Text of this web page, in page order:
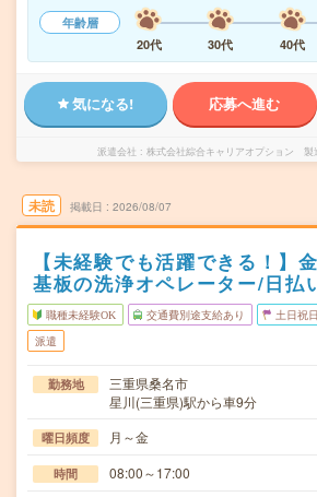
年齢層
20代
30代 40代
気になる! 応募へ進む
派遣会社 株式会社綜合キャリアオプション 製
未読 掲載日 2026/08/07
【未経験でも活躍できる！】
基板の洗浄オペレーター/日払
職種未経験OK 交通費別途支給あり 土日祝
派遣
勤務地
三重県桑名市
星川(三重県)駅から車9分
曜日頻度 月～金
時間 08:00～17:00